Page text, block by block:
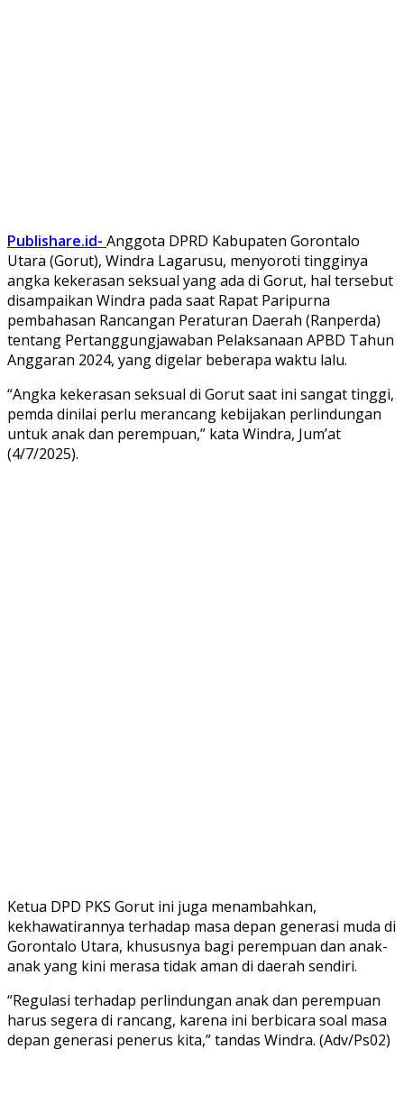
Publishare.id- Anggota DPRD Kabupaten Gorontalo
Utara (Gorut), Windra Lagarusu, menyoroti tingginya
angka kekerasan seksual yang ada di Gorut, hal tersebut
disampaikan Windra pada saat Rapat Paripurna
pembahasan Rancangan Peraturan Daerah (Ranperda)
tentang Pertanggungjawaban Pelaksanaan APBD Tahun
Anggaran 2024, yang digelar beberapa waktu lalu.
“Angka kekerasan seksual di Gorut saat ini sangat tinggi,
pemda dinilai perlu merancang kebijakan perlindungan
untuk anak dan perempuan,” kata Windra, Jum’at
(4/7/2025).
Ketua DPD PKS Gorut ini juga menambahkan,
kekhawatirannya terhadap masa depan generasi muda di
Gorontalo Utara, khususnya bagi perempuan dan anak-
anak yang kini merasa tidak aman di daerah sendiri.
“Regulasi terhadap perlindungan anak dan perempuan
harus segera di rancang, karena ini berbicara soal masa
depan generasi penerus kita,” tandas Windra. (Adv/Ps02)